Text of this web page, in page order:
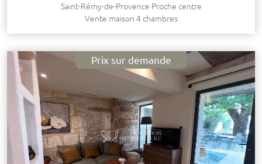
Saint-Rémy-de-Provence Proche centre
Vente maison 4 chambres
Prix sur demande